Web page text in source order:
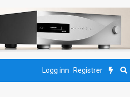
Logg inn Registrer